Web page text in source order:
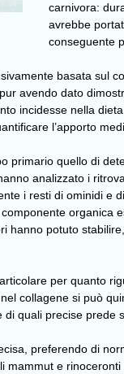
carnivora:
avrebbe
conseguente
basata sul
avendo dato
incidesse nella
l’apporto
primario quello di
analizzato i
i resti di ominidi
potuto
per quanto
collagene si può
quali precise prede
preferendo di
e